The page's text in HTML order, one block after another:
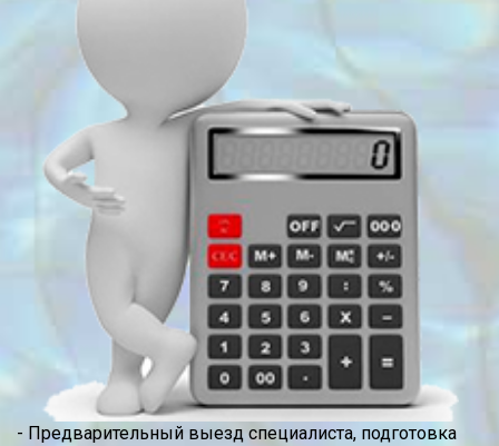
- Предварительный выезд специалиста, подготовка